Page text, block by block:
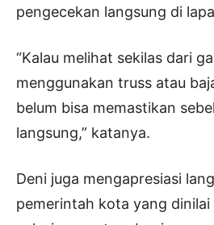
pengecekan langsung di
“Kalau melihat sekilas dari
menggunakan truss atau
belum bisa memastikan
langsung,” katanya.
Deni juga mengapresiasi
pemerintah kota yang